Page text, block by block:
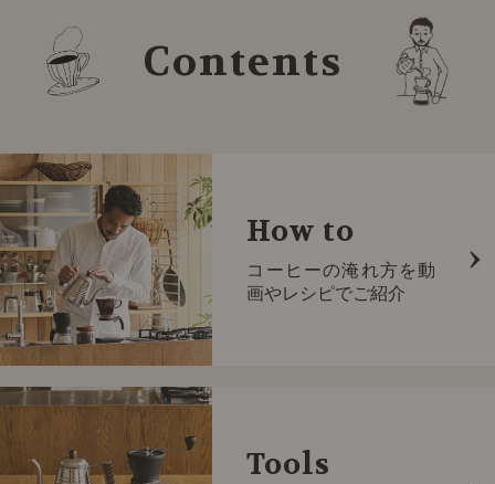
Contents
How to
コーヒーの淹れ方を動
画やレシピでご紹介
Tools